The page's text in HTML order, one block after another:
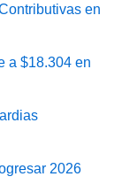
en
a $18.304 en
2026